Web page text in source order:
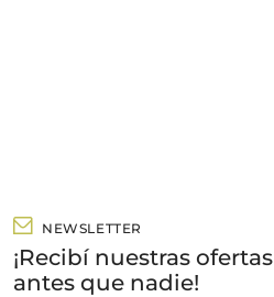
NEWSLETTER
¡Recibí nuestras ofertas
antes que nadie!